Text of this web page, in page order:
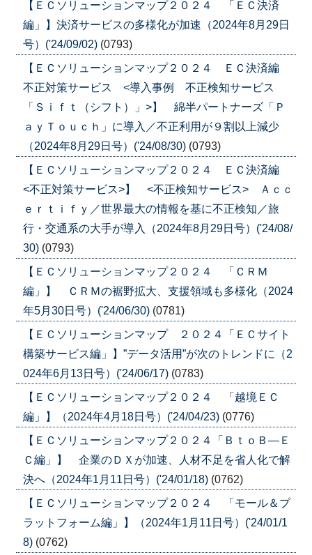
【ＥＣソリューションマップ２０２４ 「ＥＣ決済
編」】決済サービスの多様化が加速（2024年8月29日
号）('24/09/02) (0793)
【ＥＣソリューションマップ２０２４ ＥＣ決済編
不正対策サービス <導入事例 不正検知サービス
「Ｓｉｆｔ（シフト）」>】 綿半パートナーズ「Ｐ
ａｙＴｏｕｃｈ」に導入／不正利用が９割以上減少
（2024年8月29日号）('24/08/30) (0793)
【ＥＣソリューションマップ２０２４ ＥＣ決済編
<不正対策サービス>】 <不正検知サービス> Ａｃｃ
ｅｒｔｉｆｙ／世界最大の情報を基に不正検知／旅
行・交通系の大手が導入（2024年8月29日号）('24/08/
30) (0793)
【ＥＣソリューションマップ２０２４ 「ＣＲＭ
編」】 ＣＲＭの裾野拡大、支援領域も多様化（2024
年5月30日号）('24/06/30) (0781)
【ＥＣソリューションマップ ２０２４「ＥＣサイト
構築サービス編」】”データ活用”が次のトレンドに（2
024年6月13日号）('24/06/17) (0783)
【ＥＣソリューションマップ２０２４ 「越境ＥＣ
編」】（2024年4月18日号）('24/04/23) (0776)
【ＥＣソリューションマップ２０２４「ＢｔｏＢ―Ｅ
Ｃ編」】 企業のＤＸが加速、人材不足を省人化で解
決へ（2024年1月11日号）('24/01/18) (0762)
【ＥＣソリューションマップ２０２４ 「モール＆プ
ラットフォーム編」】（2024年1月11日号）('24/01/1
8) (0762)